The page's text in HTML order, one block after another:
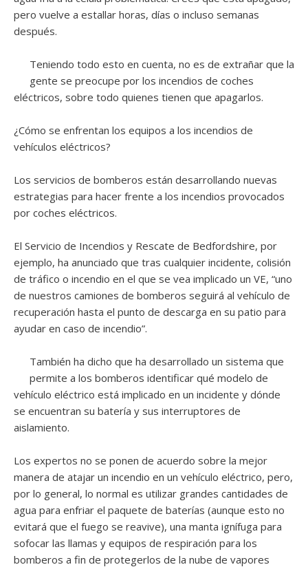
pero vuelve a estallar horas, días o incluso semanas
después.
Teniendo todo esto en cuenta, no es de extrañar que la
gente se preocupe por los incendios de coches
eléctricos, sobre todo quienes tienen que apagarlos.
¿Cómo se enfrentan los equipos a los incendios de
vehículos eléctricos?
Los servicios de bomberos están desarrollando nuevas
estrategias para hacer frente a los incendios provocados
por coches eléctricos.
El Servicio de Incendios y Rescate de Bedfordshire, por
ejemplo, ha anunciado que tras cualquier incidente, colisión
de tráfico o incendio en el que se vea implicado un VE, “uno
de nuestros camiones de bomberos seguirá al vehículo de
recuperación hasta el punto de descarga en su patio para
ayudar en caso de incendio”.
También ha dicho que ha desarrollado un sistema que
permite a los bomberos identificar qué modelo de
vehículo eléctrico está implicado en un incidente y dónde
se encuentran su batería y sus interruptores de
aislamiento.
Los expertos no se ponen de acuerdo sobre la mejor
manera de atajar un incendio en un vehículo eléctrico, pero,
por lo general, lo normal es utilizar grandes cantidades de
agua para enfriar el paquete de baterías (aunque esto no
evitará que el fuego se reavive), una manta ignífuga para
sofocar las llamas y equipos de respiración para los
bomberos a fin de protegerlos de la nube de vapores